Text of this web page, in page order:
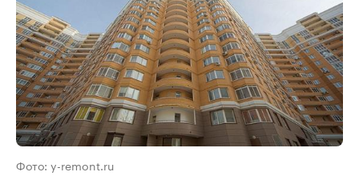
Фото: y-remont.ru